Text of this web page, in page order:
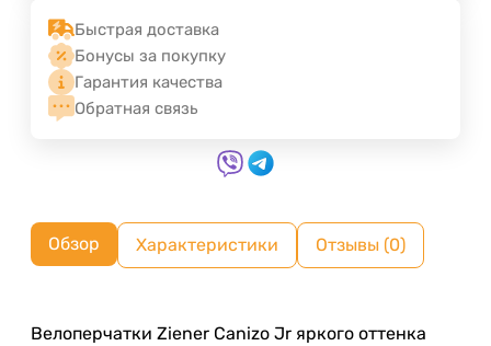
Быстрая доставка
Бонусы за покупку
Гарантия качества
Обратная связь
Обзор Характеристики Отзывы (0)
Велоперчатки Ziener Canizo Jr яркого оттенка